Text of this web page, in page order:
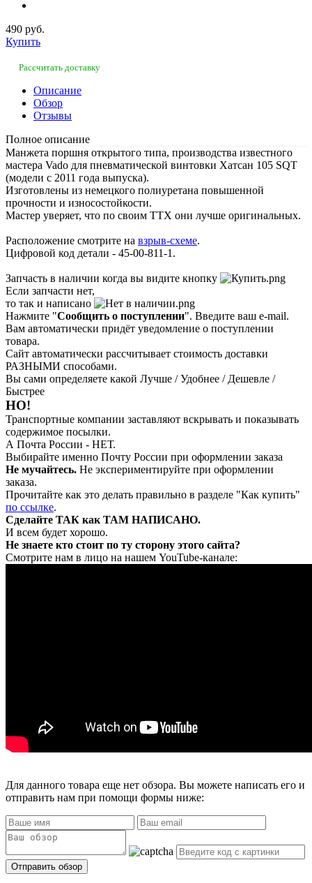
490 руб.
Купить
Рассчитать доставку
Описание
Обзор
Отзывы
Полное описание
Манжета поршня открытого типа, производства известного
мастера Vado для пневматической винтовки Хатсан 105 SQT
(модели с 2011 года выпуска).
Изготовлены из немецкого полиуретана повышенной
прочности и износостойкости.
Мастер уверяет, что по своим ТТХ они лучше оригинальных.
Расположение смотрите на взрыв-схеме.
Цифровой код детали - 45-00-811-1.
Запчасть в наличии когда вы видите кнопку
Если запчасти нет,
то так и написано
Нажмите "Сообщить о поступлении". Введите ваш e-mail.
Вам автоматически придёт уведомление о поступлении
товара.
Сайт автоматически рассчитывает стоимость доставки
РАЗНЫМИ способами.
Вы сами определяете какой Лучше / Удобнее / Дешевле /
Быстрее
НО!
Транспортные компании заставляют вскрывать и показывать
содержимое посылки.
А Почта России - НЕТ.
Выбирайте именно Почту России при оформлении заказа
Не мучайтесь. Не экспериментируйте при оформлении
заказа.
Прочитайте как это делать правильно в разделе "Как купить"
по ссылке.
Сделайте ТАК как ТАМ НАПИСАНО.
И всем будет хорошо.
Не знаете кто стоит по ту сторону этого сайта?
Смотрите нам в лицо на нашем YouTube-канале:
Для данного товара еще нет обзора. Вы можете написать его и
отправить нам при помощи формы ниже: